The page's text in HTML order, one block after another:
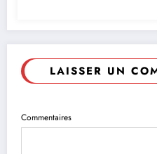
LAISSER UN
Commentaires